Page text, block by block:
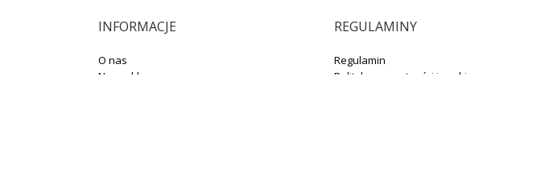
INFORMACJE
O nas
Nasz sklep
REGULAMINY
Regulamin
Polityka prywatności i cookies